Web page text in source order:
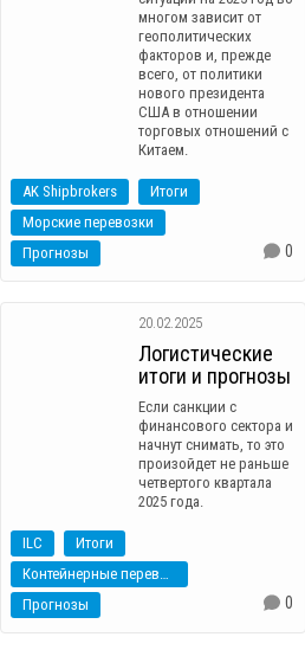
многом зависит от
геополитических
факторов и, прежде
всего, от политики
нового президента
США в отношении
торговых отношений с
Китаем.
AK Shipbrokers
Итоги
Морские перевозки
Прогнозы
0
20.02.2025
Логистические
итоги и прогнозы
Если санкции с
финансового сектора и
начнут снимать, то это
произойдет не раньше
четвертого квартала
2025 года.
ILC
Итоги
Контейнерные перевозки
Прогнозы
0